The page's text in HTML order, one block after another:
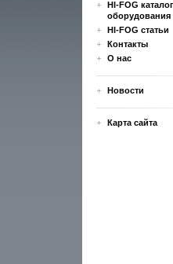
HI-FOG каталог
оборудования
HI-FOG статьи
Контакты
О нас
Новости
Карта сайта